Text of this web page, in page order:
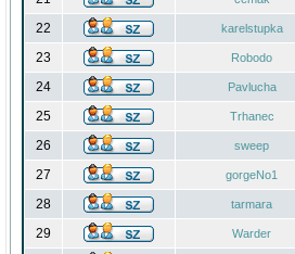
22 karelstupka
23 Robodo
24 Pavlucha
25 Trhanec
26 sweep
27 gorgeNo1
28 tarmara
29 Warder